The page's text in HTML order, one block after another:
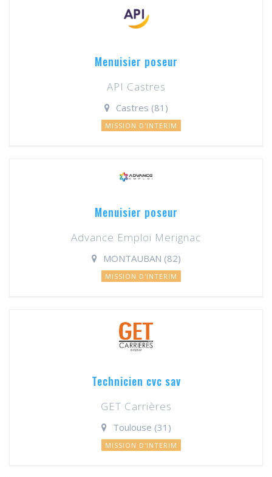
Menuisier poseur
API Castres
Castres (81)
MISSION D'INTERIM
Menuisier poseur
Advance Emploi Merignac
MONTAUBAN (82)
MISSION D'INTERIM
Technicien cvc sav
GET Carrières
Toulouse (31)
MISSION D'INTERIM